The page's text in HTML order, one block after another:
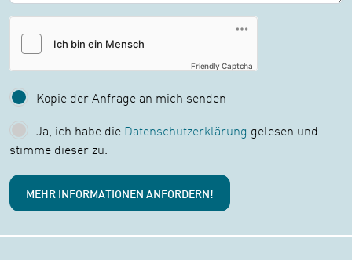
Friendly Captcha
Kopie der Anfrage an mich senden
Ja, ich habe die Datenschutzerklärung gelesen und
stimme dieser zu.